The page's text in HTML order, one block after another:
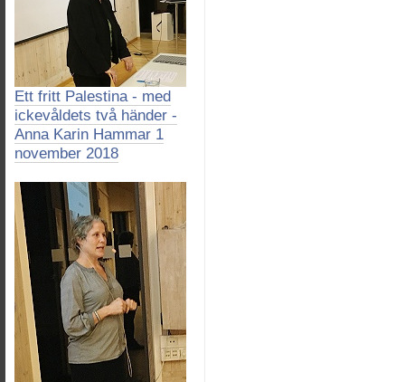
Ett fritt Palestina - med
ickevåldets två händer -
Anna Karin Hammar 1
november 2018